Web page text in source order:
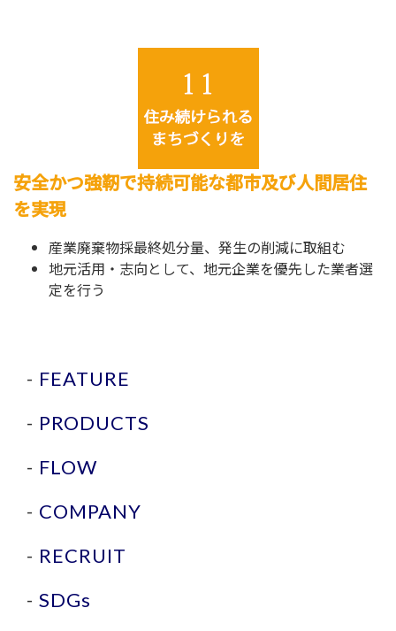
安全かつ強靭で持続可能な都市及び人間居住
を実現
産業廃棄物採最終処分量、発生の削減に取組む
地元活用・志向として、地元企業を優先した業者選
定を行う
FEATURE
PRODUCTS
FLOW
COMPANY
RECRUIT
SDGs